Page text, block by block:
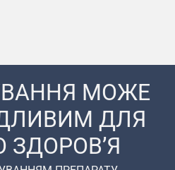
МОЖЕ
ДЛЯ